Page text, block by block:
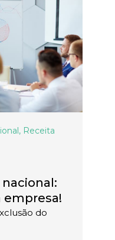
, Receita
empresa!
do